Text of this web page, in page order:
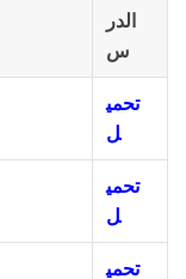
الدر
س
تحمي
ل
تحمي
ل
تحمي